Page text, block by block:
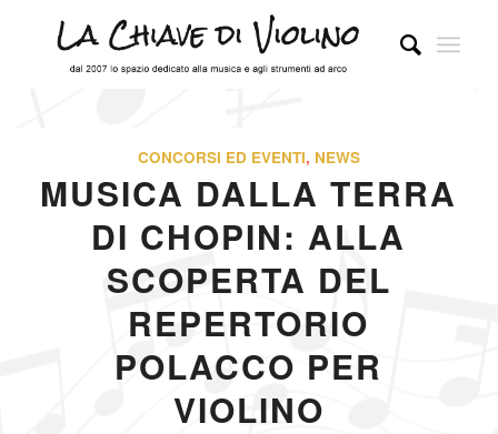
CONCORSI ED EVENTI, NEWS
MUSICA DALLA TERRA
DI CHOPIN: ALLA
SCOPERTA DEL
REPERTORIO
POLACCO PER
VIOLINO